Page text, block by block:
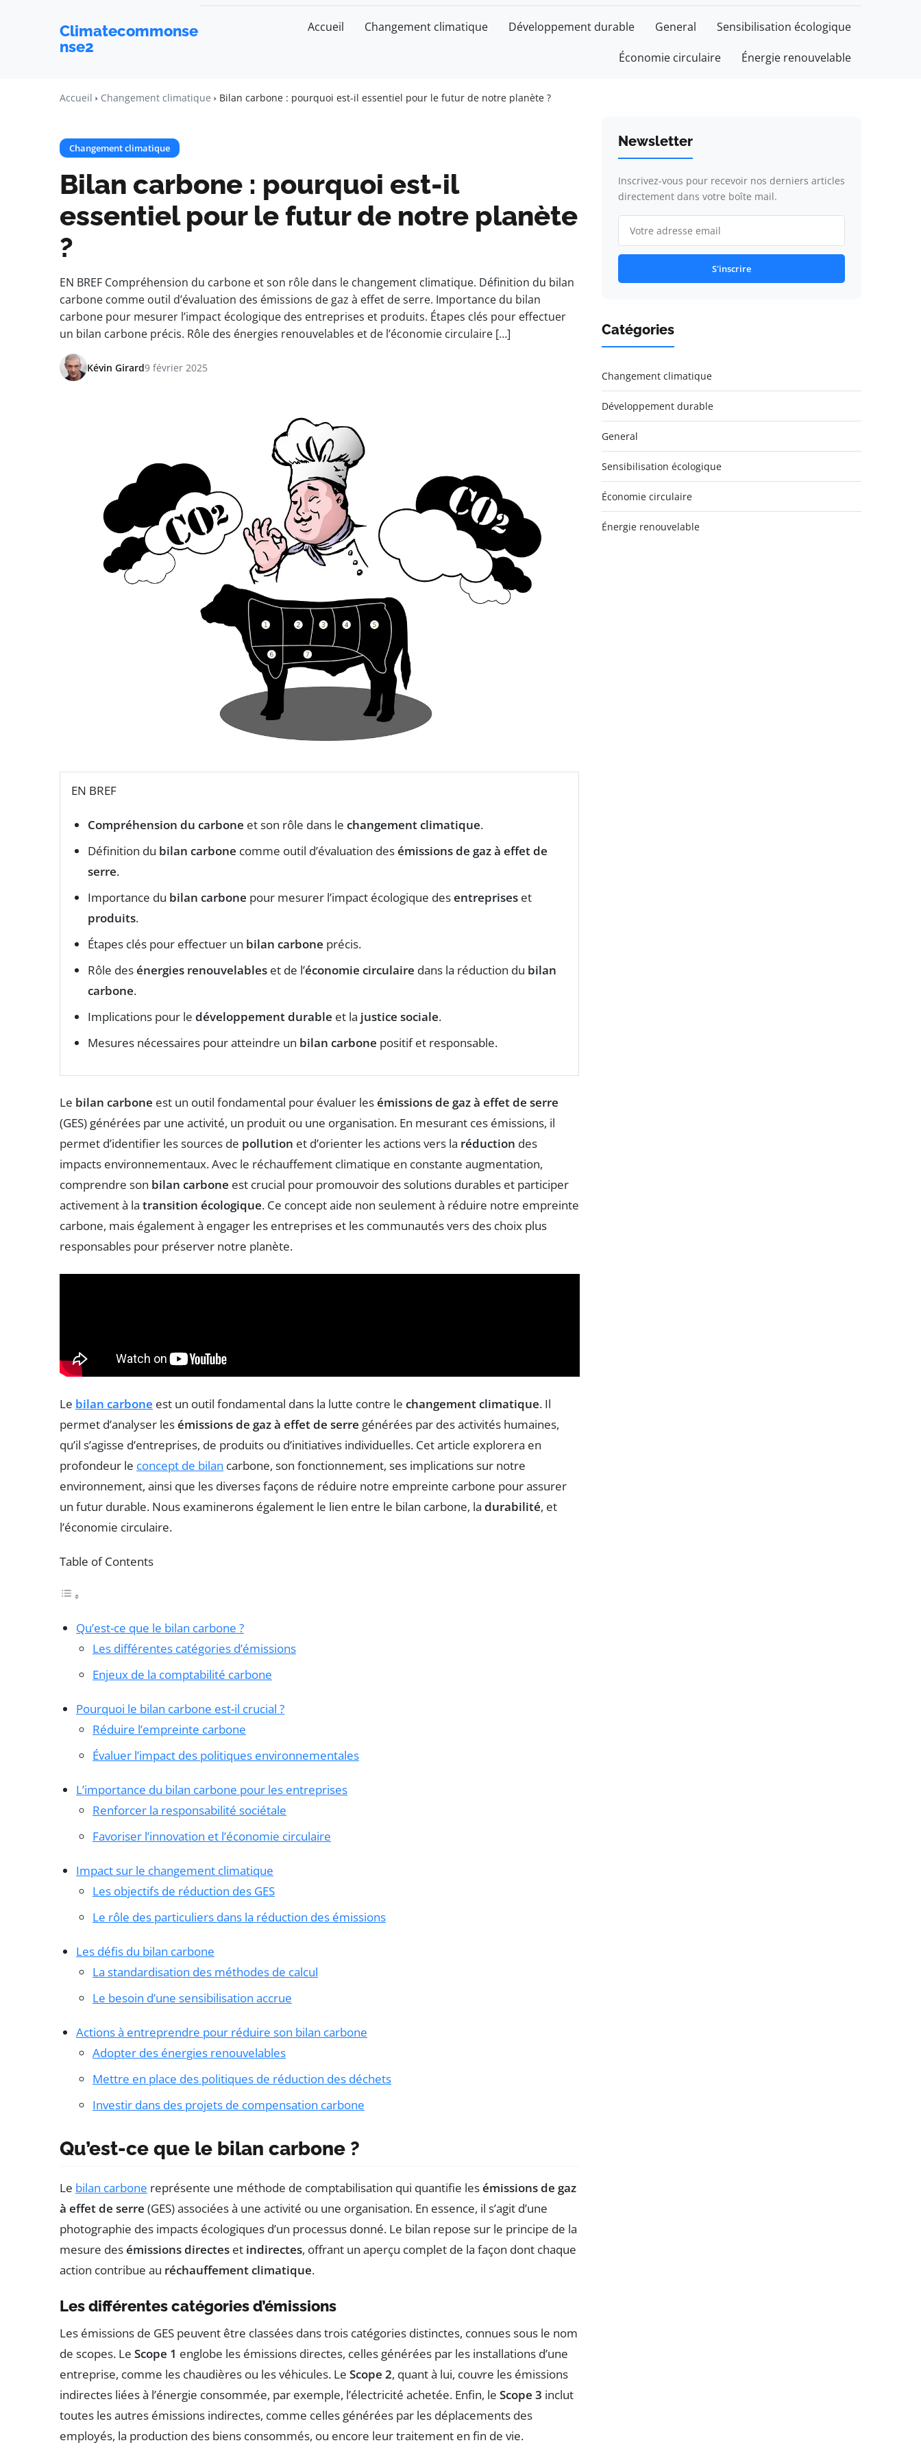
Climatecommonse
nse2
Accueil Changement climatique Développement durable General Sensibilisation écologique
Économie circulaire Énergie renouvelable
Accueil Changement climatique Bilan carbone : pourquoi est-il essentiel pour le futur de notre planète ?
Changement climatique
Bilan carbone : pourquoi est-il
essentiel pour le futur de notre planète
?
EN BREF Compréhension du carbone et son rôle dans le changement climatique. Définition du bilan
carbone comme outil d’évaluation des émissions de gaz à effet de serre. Importance du bilan
carbone pour mesurer l’impact écologique des entreprises et produits. Étapes clés pour effectuer
un bilan carbone précis. Rôle des énergies renouvelables et de l’économie circulaire […]
Kévin Girard9 février 2025
EN BREF
Compréhension du carbone et son rôle dans le changement climatique.
Définition du bilan carbone comme outil d’évaluation desémissions de gaz à effet de
serre.
Importance du bilan carbone pour mesurer l’impact écologique desentreprises et
produits.
Étapes clés pour effectuer un bilan carbone précis.
Rôle desénergies renouvelables et de l’économie circulaire dans la réduction du bilan
carbone.
Implications pour le développement durable et la justice sociale.
Mesures nécessaires pour atteindre un bilan carbone positif et responsable.
Le bilan carbone est un outil fondamental pour évaluer lesémissions de gaz à effet de serre
(GES) générées par une activité, un produit ou une organisation. En mesurant ces émissions, il
permet d’identifier les sources de pollution et d’orienter les actions vers la réduction des
impacts environnementaux. Avec le réchauffement climatique en constante augmentation,
comprendre son bilan carbone est crucial pour promouvoir des solutions durables et participer
activement à la transition écologique. Ce concept aide non seulement à réduire notre empreinte
carbone, mais également à engager les entreprises et les communautés vers des choix plus
responsables pour préserver notre planète.
Le bilan carbone est un outil fondamental dans la lutte contre le changement climatique. Il
permet d’analyser lesémissions de gaz à effet de serre générées par des activités humaines,
qu’il s’agisse d’entreprises, de produits ou d’initiatives individuelles. Cet article explorera en
profondeur le concept de bilan carbone, son fonctionnement, ses implications sur notre
environnement, ainsi que les diverses façons de réduire notre empreinte carbone pour assurer
un futur durable. Nous examinerons également le lien entre le bilan carbone, la durabilité, et
l’économie circulaire.
Table of Contents
Qu’est-ce que le bilan carbone ?
Les différentes catégories d’émissions
Enjeux de la comptabilité carbone
Pourquoi le bilan carbone est-il crucial ?
Réduire l’empreinte carbone
Évaluer l’impact des politiques environnementales
L’importance du bilan carbone pour les entreprises
Renforcer la responsabilité sociétale
Favoriser l’innovation et l’économie circulaire
Impact sur le changement climatique
Les objectifs de réduction des GES
Le rôle des particuliers dans la réduction des émissions
Les défis du bilan carbone
La standardisation des méthodes de calcul
Le besoin d’une sensibilisation accrue
Actions à entreprendre pour réduire son bilan carbone
Adopter des énergies renouvelables
Mettre en place des politiques de réduction des déchets
Investir dans des projets de compensation carbone
Qu’est-ce que le bilan carbone ?
Le bilan carbone représente une méthode de comptabilisation qui quantifie lesémissions de gaz
à effet de serre (GES) associées à une activité ou une organisation. En essence, il s’agit d’une
photographie des impacts écologiques d’un processus donné. Le bilan repose sur le principe de la
mesure desémissions directes et indirectes, offrant un aperçu complet de la façon dont chaque
action contribue au réchauffement climatique.
Les différentes catégories d’émissions
Les émissions de GES peuvent être classées dans trois catégories distinctes, connues sous le nom
de scopes. Le Scope 1 englobe les émissions directes, celles générées par les installations d’une
entreprise, comme les chaudières ou les véhicules. Le Scope 2, quant à lui, couvre les émissions
indirectes liées à l’énergie consommée, par exemple, l’électricité achetée. Enfin, le Scope 3 inclut
toutes les autres émissions indirectes, comme celles générées par les déplacements des
employés, la production des biens consommés, ou encore leur traitement en fin de vie.
Newsletter
Inscrivez-vous pour recevoir nos derniers articles
directement dans votre boîte mail.
S'inscrire
Catégories
Changement climatique
Développement durable
General
Sensibilisation écologique
Économie circulaire
Énergie renouvelable